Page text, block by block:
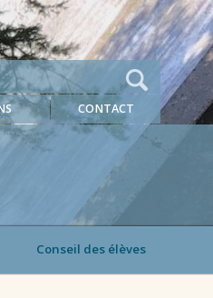
CONTACT
Conseil des élèves